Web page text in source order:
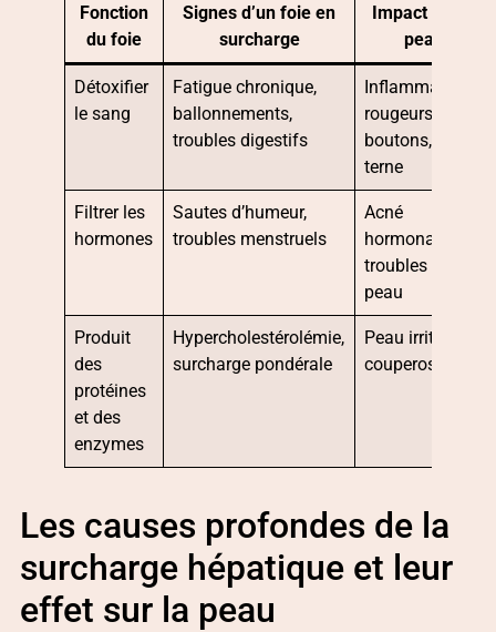
Fonction
du foie
Signes d’un foie en
surcharge
Impact sur la
peau
Détoxifier
le sang
Fatigue chronique,
ballonnements,
troubles digestifs
Inflammations,
rougeurs,
boutons, peau
terne
Filtrer les
hormones
Sautes d’humeur,
troubles menstruels
Acné
hormonale,
troubles de la
peau
Produit
des
protéines
et des
enzymes
Hypercholestérolémie,
surcharge pondérale
Peau irritée,
couperose
Les causes profondes de la
surcharge hépatique et leur
effet sur la peau